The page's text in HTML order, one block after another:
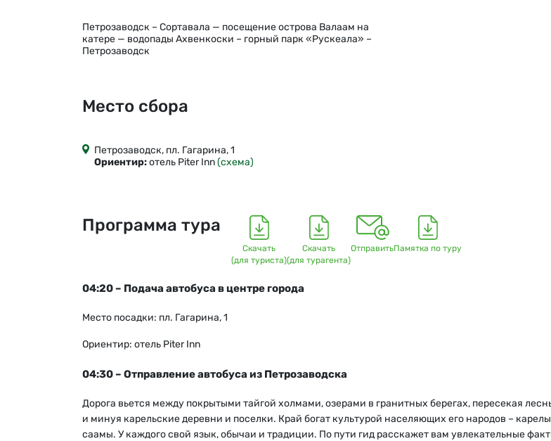
Петрозаводск – Сортавала — посещение острова Валаам на
катере — водопады Ахвенкоски – горный парк «Рускеала» –
Петрозаводск
Место сбора
Петрозаводск, пл. Гагарина, 1
Ориентир:отель Piter Inn(схема)
Программа тура
Скачать
(для туриста)
Скачать
(для турагента)
ОтправитьПамятка по туру
04:20 – Подача автобуса в центре города
Место посадки: пл. Гагарина, 1
Ориентир: отель Piter Inn
04:30 – Отправление автобуса из Петрозаводска
Дорога вьется между покрытыми тайгой холмами, озерами в гранитных берегах, пересекая
и минуя карельские деревни и поселки. Край богат культурой населяющих его народов –
саамы. У каждого свой язык, обычаи и традиции. По пути гид расскажет вам увлекательные